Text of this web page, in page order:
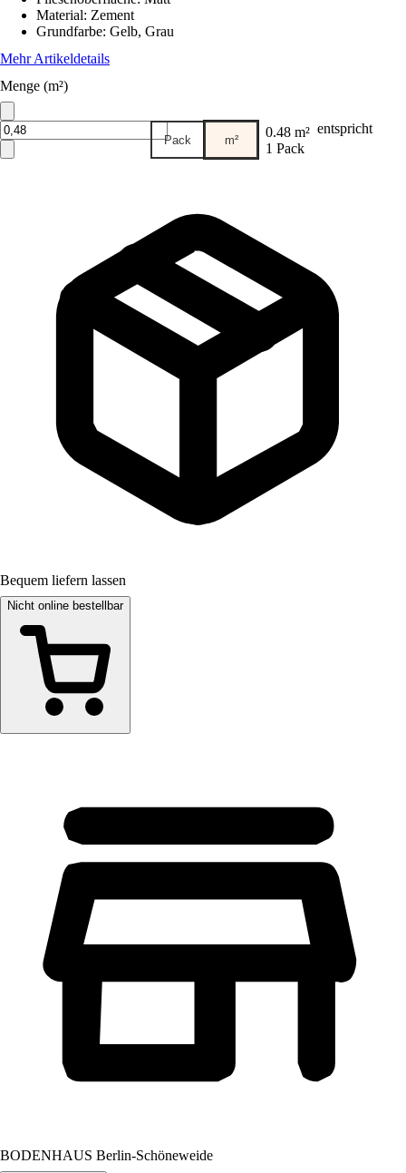
Material: Zement
Grundfarbe: Gelb, Grau
Mehr Artikeldetails
Menge (m²)
Pack m² 0.48 m² entspricht
1 Pack
Bequem liefern lassen
Nicht online bestellbar
BODENHAUS Berlin-Schöneweide